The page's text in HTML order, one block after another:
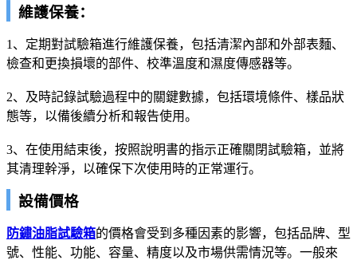
維護保養：
1、定期對試驗箱進行維護保養，包括清潔內部和外部表麵、
檢查和更換損壞的部件、校準溫度和濕度傳感器等。
2、及時記錄試驗過程中的關鍵數據，包括環境條件、樣品狀
態等，以備後續分析和報告使用。
3、在使用結束後，按照說明書的指示正確關閉試驗箱，並將
其清理幹淨，以確保下次使用時的正常運行。
設備價格
防鏽油脂試驗箱的價格會受到多種因素的影響，包括品牌、型
號、性能、功能、容量、精度以及市場供需情況等。一般來